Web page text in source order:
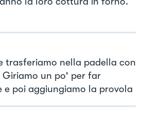
trasferiamo nella padella con
Giriamo un po' per far
e poi aggiungiamo la provola